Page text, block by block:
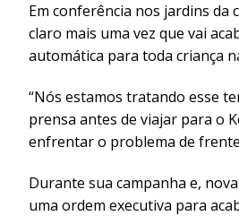
Em conferência nos jardins
claro mais uma vez que vai
automática para toda criança
“Nós estamos tratando esse
prensa antes de viajar para o
enfrentar o problema de
Durante sua campanha e,
uma ordem executiva para